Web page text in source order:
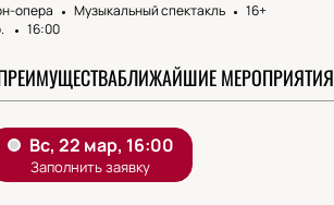
опера Музыкальный спектакль
16+
16:00
БЛИЖАЙШИЕ МЕРОПРИЯТИЯ